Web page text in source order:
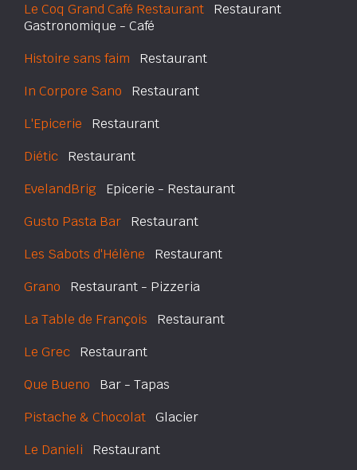
Le Coq Grand Café Restaurant Restaurant
Gastronomique - Café
Histoire sans faim Restaurant
In Corpore Sano Restaurant
L'Epicerie Restaurant
Diétic Restaurant
EvelandBrig Epicerie - Restaurant
Gusto Pasta Bar Restaurant
Les Sabots d'Hélène Restaurant
Grano Restaurant - Pizzeria
La Table de François Restaurant
Le Grec Restaurant
Que Bueno Bar - Tapas
Pistache & Chocolat Glacier
Le Danieli Restaurant